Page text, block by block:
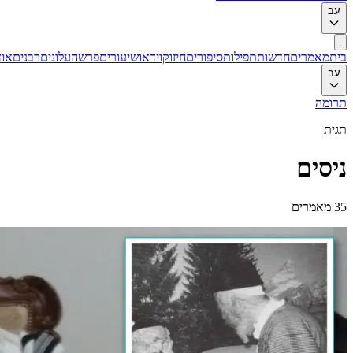
עב
ביתמאמריםחדשותתפילותסיפוריםחיזוקוידאושיעוריםפרשהעלוניםרבנים
עב
תרומה
תגית
ניסים
35 מאמרים